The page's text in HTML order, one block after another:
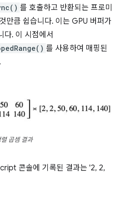
를 호출하고 반환되는 프로미
만큼 쉽습니다. 이는 GPU 버퍼가
다. 이 시점에서
를 사용하여 매핑된
렬 곱셈 결과
콘솔에 기록된 결과는 '2, 2,